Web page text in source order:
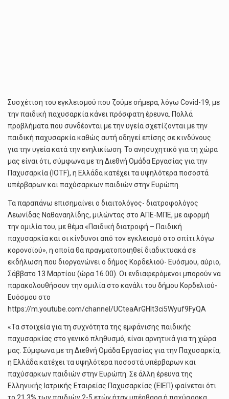
Συσχέτιση του εγκλεισμού που ζούμε σήμερα, λόγω Covid-19, με
την παιδική παχυσαρκία κάνει πρόσφατη έρευνα. Πολλά
προβλήματα που συνδέονται με την υγεία σχετίζονται με την
παιδική παχυσαρκία καθώς αυτή οδηγεί επίσης σε κινδύνους
για την υγεία κατά την ενηλικίωση. Το ανησυχητικό για τη χώρα
μας είναι ότι, σύμφωνα με τη Διεθνή Ομάδα Εργασίας για την
Παχυσαρκία (IOTF), η Ελλάδα κατέχει τα υψηλότερα ποσοστά
υπέρβαρων και παχύσαρκων παιδιών στην Ευρώπη.
Τα παραπάνω επισημαίνει ο διαιτολόγος- διατροφολόγος
Λεωνίδας Ναθαναηλίδης, μιλώντας στο ΑΠΕ-ΜΠΕ, με αφορμή
την ομιλία του, με θέμα «Παιδική διατροφή – Παιδική
παχυσαρκία και οι κίνδυνοι από τον εγκλεισμό στο σπίτι λόγω
κορονοϊού», η οποία θα πραγματοποιηθεί διαδικτυακά σε
εκδήλωση που διοργανώνει ο δήμος Κορδελιού- Ευόσμου, αύριο,
Σάββατο 13 Μαρτίου (ώρα 16.00). Οι ενδιαφερόμενοι μπορούν να
παρακολουθήσουν την ομιλία στο κανάλι του δήμου Κορδελιού-
Ευόσμου στο
https://m.youtube.com/channel/UCteaArGHIt3ci5Wyuf9FyQA
«Τα στοιχεία για τη συχνότητα της εμφάνισης παιδικής
παχυσαρκίας στο γενικό πληθυσμό, είναι αρνητικά για τη χώρα
μας. Σύμφωνα με τη Διεθνή Ομάδα Εργασίας για την Παχυσαρκία,
η Ελλάδα κατέχει τα υψηλότερα ποσοστά υπέρβαρων και
παχύσαρκων παιδιών στην Ευρώπη. Σε άλλη έρευνα της
Ελληνικής Ιατρικής Εταιρείας Παχυσαρκίας (ΕΙΕΠ) φαίνεται ότι